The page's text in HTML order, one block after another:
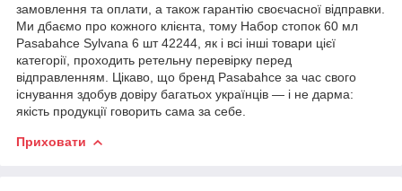
замовлення та оплати, а також гарантію своєчасної відправки.
Ми дбаємо про кожного клієнта, тому Набор стопок 60 мл
Pasabahce Sylvana 6 шт 42244, як і всі інші товари цієї
категорії, проходить ретельну перевірку перед
відправленням. Цікаво, що бренд Pasabahce за час свого
існування здобув довіру багатьох українців — і не дарма:
якість продукції говорить сама за себе.
Приховати